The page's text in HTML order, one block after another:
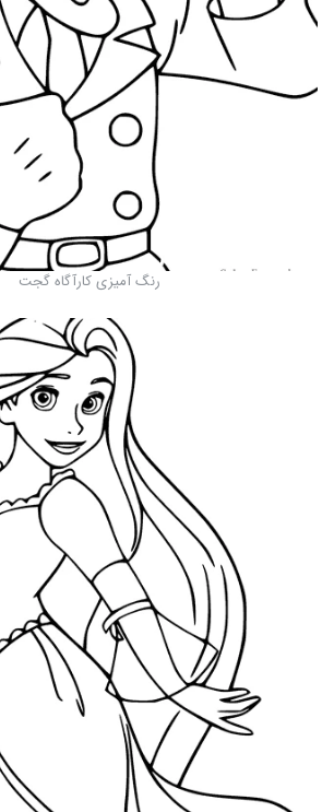
رنگ آمیزی کارآگاه گجت